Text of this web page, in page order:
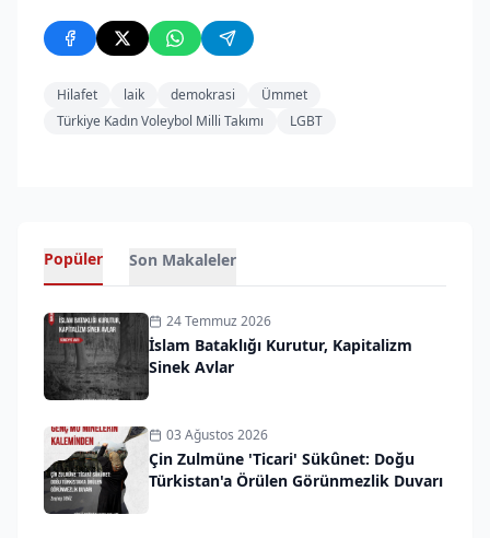
Hilafet laik demokrasi
Ümmet
Türkiye Kadın Voleybol Milli Takımı
LGBT
Popüler Son Makaleler
24 Temmuz 2026
İslam Bataklığı Kurutur, Kapitalizm
Sinek Avlar
03 Ağustos 2026
Çin Zulmüne 'Ticari' Sükûnet: Doğu
Türkistan'a Örülen Görünmezlik Duvarı